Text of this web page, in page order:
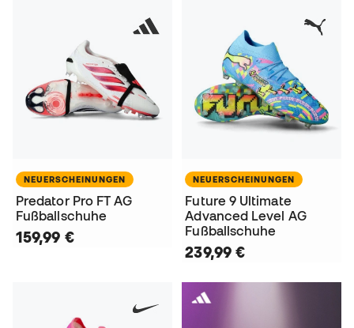
NEUERSCHEINUNGEN
Predator Pro FT AG
Fußballschuhe
159,99 €
NEUERSCHEINUNGEN
Future 9 Ultimate
Advanced Level AG
Fußballschuhe
239,99 €